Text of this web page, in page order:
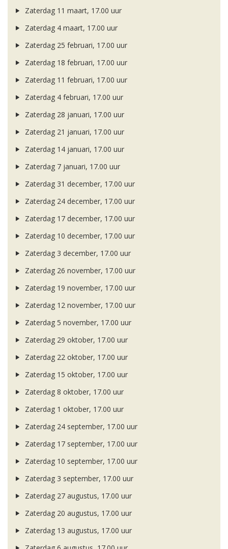
Zaterdag 11 maart, 17.00 uur
Zaterdag 4 maart, 17.00 uur
Zaterdag 25 februari, 17.00 uur
Zaterdag 18 februari, 17.00 uur
Zaterdag 11 februari, 17.00 uur
Zaterdag 4 februari, 17.00 uur
Zaterdag 28 januari, 17.00 uur
Zaterdag 21 januari, 17.00 uur
Zaterdag 14 januari, 17.00 uur
Zaterdag 7 januari, 17.00 uur
Zaterdag 31 december, 17.00 uur
Zaterdag 24 december, 17.00 uur
Zaterdag 17 december, 17.00 uur
Zaterdag 10 december, 17.00 uur
Zaterdag 3 december, 17.00 uur
Zaterdag 26 november, 17.00 uur
Zaterdag 19 november, 17.00 uur
Zaterdag 12 november, 17.00 uur
Zaterdag 5 november, 17.00 uur
Zaterdag 29 oktober, 17.00 uur
Zaterdag 22 oktober, 17.00 uur
Zaterdag 15 oktober, 17.00 uur
Zaterdag 8 oktober, 17.00 uur
Zaterdag 1 oktober, 17.00 uur
Zaterdag 24 september, 17.00 uur
Zaterdag 17 september, 17.00 uur
Zaterdag 10 september, 17.00 uur
Zaterdag 3 september, 17.00 uur
Zaterdag 27 augustus, 17.00 uur
Zaterdag 20 augustus, 17.00 uur
Zaterdag 13 augustus, 17.00 uur